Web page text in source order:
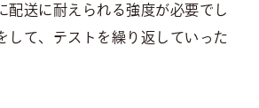
配送に耐えられる強度が必要でし
して、テストを繰り返していった